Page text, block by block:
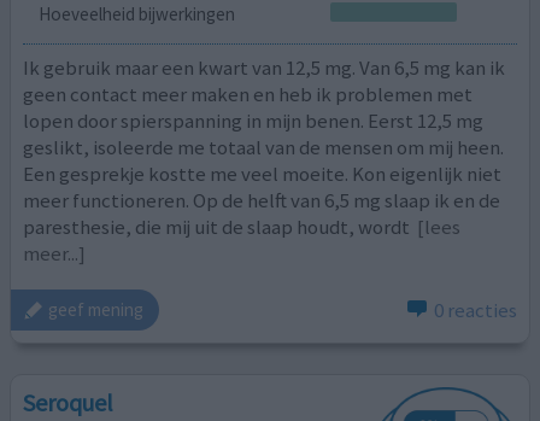
Hoeveelheid bijwerkingen
Ik gebruik maar een kwart van 12,5 mg. Van 6,5 mg kan ik
geen contact meer maken en heb ik problemen met
lopen door spierspanning in mijn benen. Eerst 12,5 mg
geslikt, isoleerde me totaal van de mensen om mij heen.
Een gesprekje kostte me veel moeite. Kon eigenlijk niet
meer functioneren. Op de helft van 6,5 mg slaap ik en de
paresthesie, die mij uit de slaap houdt, wordt [lees
meer...]
geef mening 0 reacties
Seroquel